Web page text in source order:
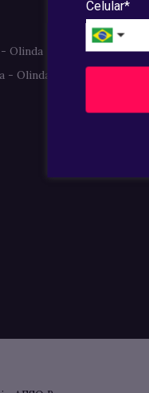
Celular*
Olinda
- Olinda